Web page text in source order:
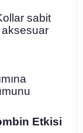
sabit
Etkisi